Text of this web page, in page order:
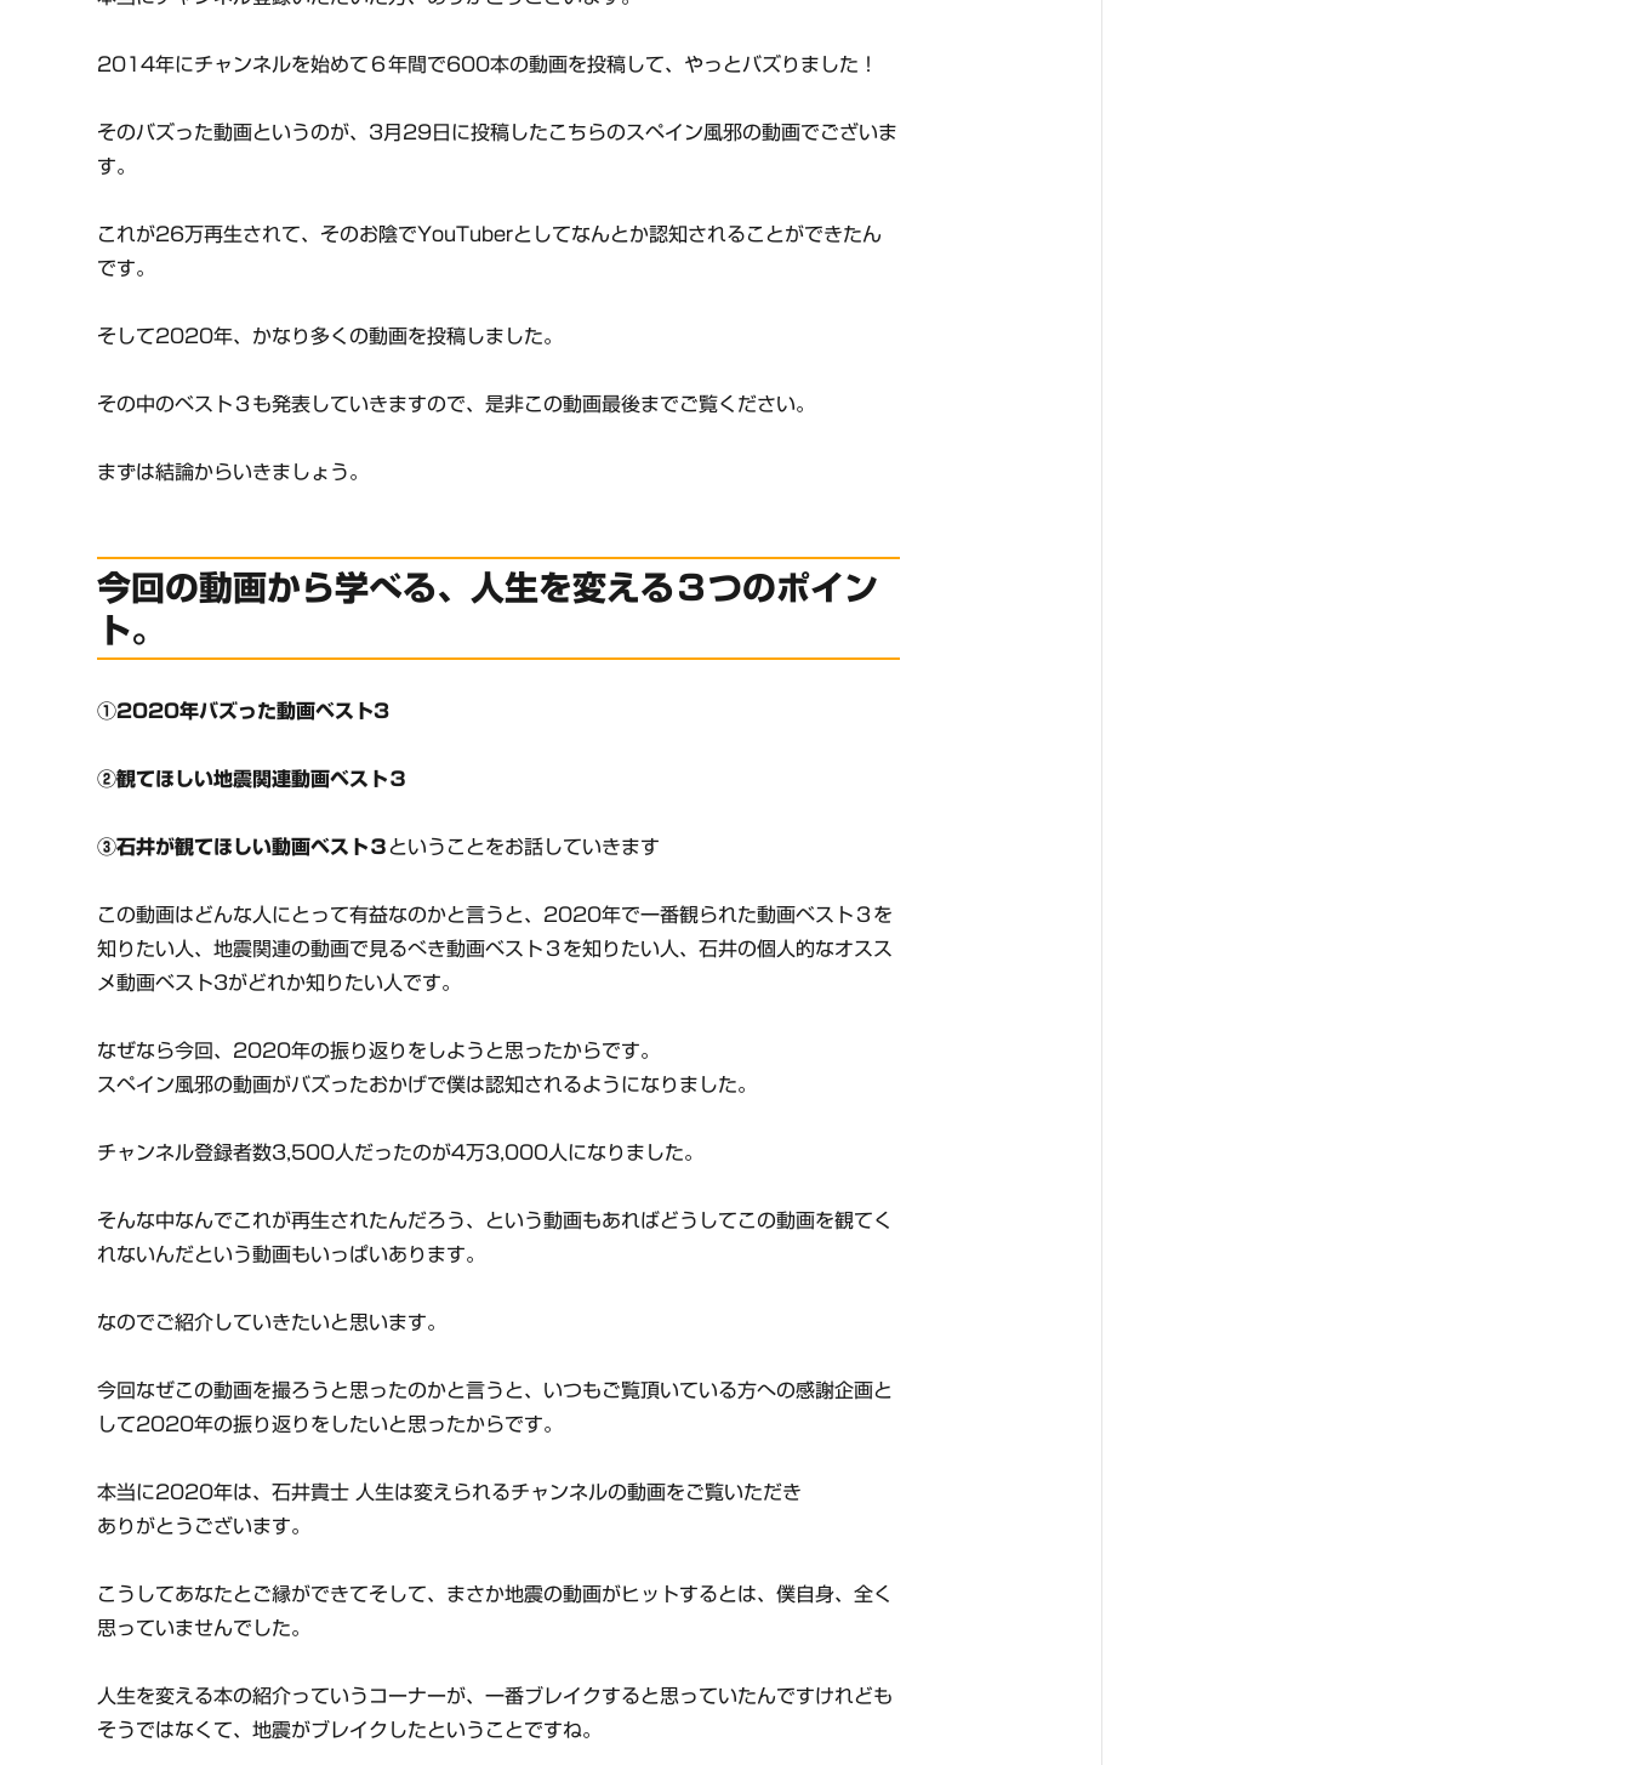
2014年にチャンネルを始めて６年間で600本の動画を投稿して、やっとバズりました！
そのバズった動画というのが、3月29日に投稿したこちらのスペイン風邪の動画でございま
す。
これが26万再生されて、そのお陰でYouTuberとしてなんとか認知されることができたん
です。
そして2020年、かなり多くの動画を投稿しました。
その中のベスト３も発表していきますので、是非この動画最後までご覧ください。
まずは結論からいきましょう。
今回の動画から学べる、人生を変える３つのポイン
ト。
①2020年バズった動画ベスト3
②観てほしい地震関連動画ベスト３
③石井が観てほしい動画ベスト３ということをお話していきます
この動画はどんな人にとって有益なのかと言うと、2020年で一番観られた動画ベスト３を
知りたい人、地震関連の動画で見るべき動画ベスト３を知りたい人、石井の個人的なオスス
メ動画ベスト3がどれか知りたい人です。
なぜなら今回、2020年の振り返りをしようと思ったからです。
スペイン風邪の動画がバズったおかげで僕は認知されるようになりました。
チャンネル登録者数3,500人だったのが4万3,000人になりました。
そんな中なんでこれが再生されたんだろう、という動画もあればどうしてこの動画を観てく
れないんだという動画もいっぱいあります。
なのでご紹介していきたいと思います。
今回なぜこの動画を撮ろうと思ったのかと言うと、いつもご覧頂いている方への感謝企画と
して2020年の振り返りをしたいと思ったからです。
本当に2020年は、石井貴士 人生は変えられるチャンネルの動画をご覧いただき
ありがとうございます。
こうしてあなたとご縁ができてそして、まさか地震の動画がヒットするとは、僕自身、全く
思っていませんでした。
人生を変える本の紹介っていうコーナーが、一番ブレイクすると思っていたんですけれども
そうではなくて、地震がブレイクしたということですね。